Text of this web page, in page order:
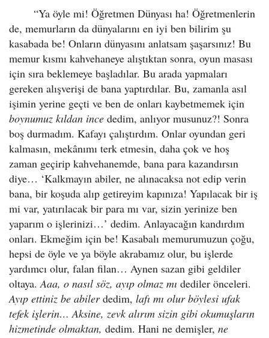
“Ya öyle mi! Öğretmen Dünyası ha! Öğretmenlerin
de, memurların da dünyalarını en iyi ben bilirim şu
kasabada be! Onların dünyasını anlatsam şaşarsınız! Bu
memur kısmı kahvehaneye alıştıktan sonra, oyun masası
için sıra beklemeye başladılar. Bu arada yapmaları
gereken alışverişi de bana yaptırdılar. Bu, zamanla asıl
işimin yerine geçti ve ben de onları kaybetmemek için
boynumuz kıldan ince dedim, anlıyor musunuz?! Sonra
boş durmadım. Kafayı çalıştırdım. Onlar oyundan geri
kalmasın, mekânımı terk etmesin, daha çok ve hoş
zaman geçirip kahvehanemde, bana para kazandırsın
diye… ‘Kalkmayın abiler, ne alınacaksa not edip verin
bana, bir koşuda alıp getireyim kapınıza! Yapılacak bir iş
mi var, yatırılacak bir para mı var, sizin yerinize ben
yaparım o işlerinizi…’ dedim. Anlayacağın kandırdım
onları. Ekmeğim için be! Kasabalı memurumuzun çoğu,
hepsi de öyle ve ya böyle akrabamız olur, bu işlerde
yardımcı olur, falan filan… Aynen sazan gibi geldiler
oltaya.Aaa, o nasıl söz, ayıp olmaz mı dediler önceleri.
Ayıp ettiniz be abilerdedim, lafı mı olur böylesi ufak
tefek işlerin… Aksine, zevk alırım sizin gibi okumuşların
hizmetinde olmaktan, dedim. Hani ne demişler, ne